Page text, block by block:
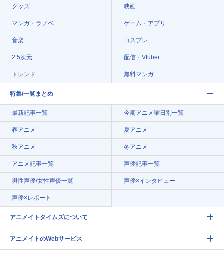
グッズ 映画
マンガ・ラノベ ゲーム・アプリ
音楽 コスプレ
2.5次元 配信・Vtuber
トレンド 無料マンガ
特集/一覧まとめ
最新記事一覧 今期アニメ曜日別一覧
春アニメ 夏アニメ
秋アニメ 冬アニメ
アニメ記事一覧 声優記事一覧
男性声優/女性声優一覧 声優×インタビュー
声優×レポート
アニメイトタイムズについて
アニメイトのWebサービス